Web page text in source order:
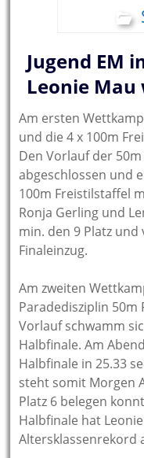
Jugend EM
Leonie Mau
Am ersten
und die 4 x 100m
Den Vorlauf der
abgeschlossen und
100m Freistilstaffel
Ronja Gerling und
min. den 9 Platz
Finaleinzug.
Am zweiten
Paradedisziplin 50m
Vorlauf schwamm
Halbfinale. Am
Halbfinale in 25.33
steht somit Morgen
Platz 6 belegen
Halbfinale hat
Altersklassenrekord